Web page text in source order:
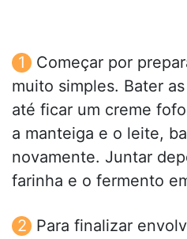
Começar por
muito simples. Bater
até ficar um creme
a manteiga e o leite,
novamente. Juntar
farinha e o fermento
Para finalizar